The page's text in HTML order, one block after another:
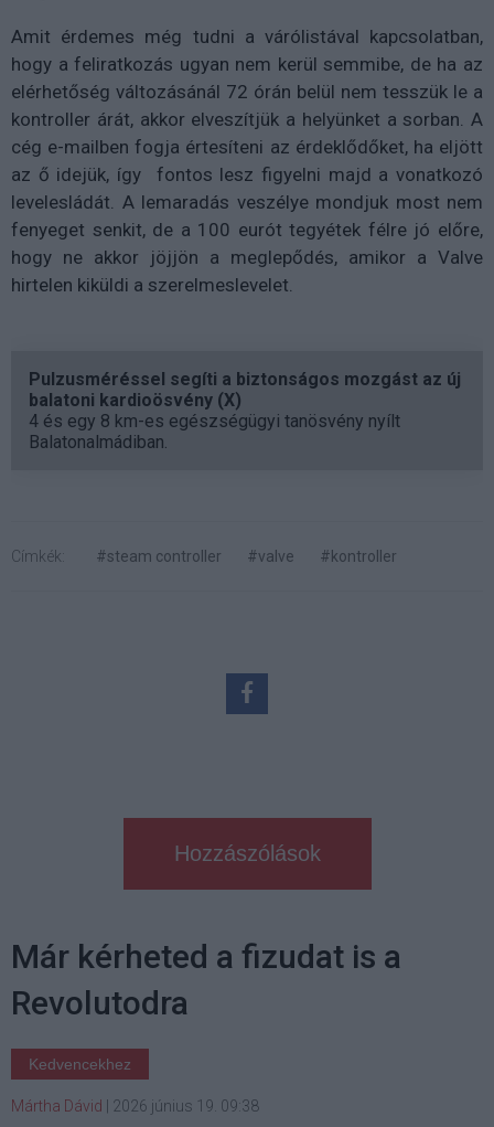
Amit érdemes még tudni a várólistával kapcsolatban,
hogy a feliratkozás ugyan nem kerül semmibe, de ha az
elérhetőség változásánál 72 órán belül nem tesszük le a
kontroller árát, akkor elveszítjük a helyünket a sorban. A
cég e-mailben fogja értesíteni az érdeklődőket, ha eljött
az ő idejük, így fontos lesz figyelni majd a vonatkozó
levelesládát. A lemaradás veszélye mondjuk most nem
fenyeget senkit, de a 100 eurót tegyétek félre jó előre,
hogy ne akkor jöjjön a meglepődés, amikor a Valve
hirtelen kiküldi a szerelmeslevelet.
Pulzusméréssel segíti a biztonságos mozgást az új
balatoni kardioösvény (X)
4 és egy 8 km-es egészségügyi tanösvény nyílt
Balatonalmádiban.
Címkék: #steam controller #valve #kontroller
Hozzászólások
Már kérheted a fizudat is a
Revolutodra
Kedvencekhez
Mártha Dávid 2026 június 19. 09:38